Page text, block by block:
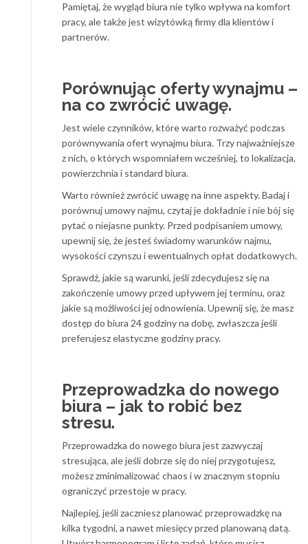
Pamiętaj, że wygląd biura nie tylko wpływa na komfort
pracy, ale także jest wizytówką firmy dla klientów i
partnerów.
Porównując oferty wynajmu –
na co zwrócić uwagę.
Jest wiele czynników, które warto rozważyć podczas
porównywania ofert wynajmu biura. Trzy najważniejsze
z nich, o których wspomniałem wcześniej, to lokalizacja,
powierzchnia i standard biura.
Warto również zwrócić uwagę na inne aspekty. Badaj i
porównuj umowy najmu, czytaj je dokładnie i nie bój się
pytać o niejasne punkty. Przed podpisaniem umowy,
upewnij się, że jesteś świadomy warunków najmu,
wysokości czynszu i ewentualnych opłat dodatkowych.
Sprawdź, jakie są warunki, jeśli zdecydujesz się na
zakończenie umowy przed upływem jej terminu, oraz
jakie są możliwości jej odnowienia. Upewnij się, że masz
dostęp do biura 24 godziny na dobę, zwłaszcza jeśli
preferujesz elastyczne godziny pracy.
Przeprowadzka do nowego
biura – jak to robić bez
stresu.
Przeprowadzka do nowego biura jest zazwyczaj
stresująca, ale jeśli dobrze się do niej przygotujesz,
możesz zminimalizować chaos i w znacznym stopniu
ograniczyć przestoje w pracy.
Najlepiej, jeśli zaczniesz planować przeprowadzkę na
kilka tygodni, a nawet miesięcy przed planowaną datą.